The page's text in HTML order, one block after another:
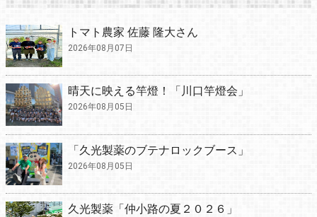
トマト農家 佐藤 隆大さん
2026年08月07日
晴天に映える竿燈！「川口竿燈会」
2026年08月05日
「久光製薬のブテナロックブース」
2026年08月05日
久光製薬「仲小路の夏２０２６」